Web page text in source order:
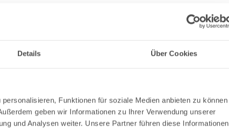
Details Über Cookies
Funktionen für soziale Medien anbieten zu können
geben wir Informationen zu Ihrer Verwendung unserer
und Analysen weiter. Unsere Partner führen diese Informationen